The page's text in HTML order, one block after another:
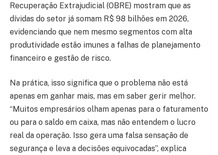
Recuperação Extrajudicial (OBRE) mostram que as
dívidas do setor já somam R$ 98 bilhões em 2026,
evidenciando que nem mesmo segmentos com alta
produtividade estão imunes a falhas de planejamento
financeiro e gestão de risco.
Na prática, isso significa que o problema não está
apenas em ganhar mais, mas em saber gerir melhor.
“Muitos empresários olham apenas para o faturamento
ou para o saldo em caixa, mas não entendem o lucro
real da operação. Isso gera uma falsa sensação de
segurança e leva a decisões equivocadas”, explica